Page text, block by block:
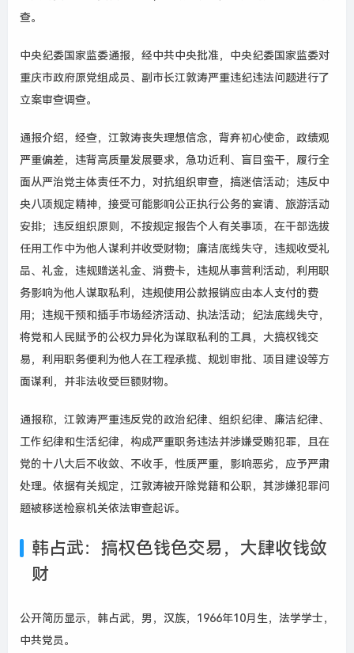
查。
中央纪委国家监委通报，经中共中央批准，中央纪委国家监委对
重庆市政府原党组成员、副市长江敦涛严重违纪违法问题进行了
立案审查调查。
通报介绍，经查，江敦涛丧失理想信念，背弃初心使命，政绩观
严重偏差，违背高质量发展要求，急功近利、盲目蛮干，履行全
面从严治党主体责任不力，对抗组织审查，搞迷信活动；违反中
央八项规定精神，接受可能影响公正执行公务的宴请、旅游活动
安排；违反组织原则，不按规定报告个人有关事项，在干部选拔
任用工作中为他人谋利并收受财物；廉洁底线失守，违规收受礼
品、礼金，违规赠送礼金、消费卡，违规从事营利活动，利用职
务影响为他人谋取私利，违规使用公款报销应由本人支付的费
用；违规干预和插手市场经济活动、执法活动；纪法底线失守，
将党和人民赋予的公权力异化为谋取私利的工具，大搞权钱交
易，利用职务便利为他人在工程承揽、规划审批、项目建设等方
面谋利，并非法收受巨额财物。
通报称，江敦涛严重违反党的政治纪律、组织纪律、廉洁纪律、
工作纪律和生活纪律，构成严重职务违法并涉嫌受贿犯罪，且在
党的十八大后不收敛、不收手，性质严重，影响恶劣，应予严肃
处理。依据有关规定，江敦涛被开除党籍和公职，其涉嫌犯罪问
题被移送检察机关依法审查起诉。
韩占武：搞权色钱色交易，大肆收钱敛
财
公开简历显示，韩占武，男，汉族，1966年10月生，法学学士，
中共党员。